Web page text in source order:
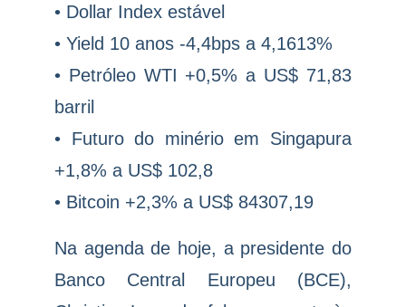
• Dollar Index estável
• Yield 10 anos -4,4bps a 4,1613%
• Petróleo WTI +0,5% a US$ 71,83
barril
• Futuro do minério em Singapura
+1,8% a US$ 102,8
• Bitcoin +2,3% a US$ 84307,19
Na agenda de hoje, a presidente do
Banco Central Europeu (BCE),